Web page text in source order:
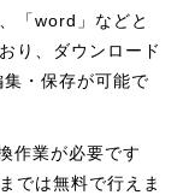
「word」などと
り、ダウンロード
・保存が可能で
作業が必要です
では無料で行えま